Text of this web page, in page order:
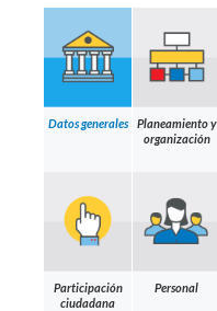
Datos generales
Planeamiento y
organización
Participación
ciudadana
Personal